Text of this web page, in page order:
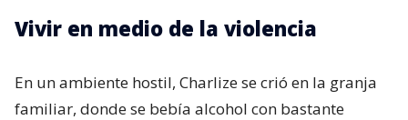
Vivir en medio de la violencia
En un ambiente hostil, Charlize se crió en la granja
familiar, donde se bebía alcohol con bastante